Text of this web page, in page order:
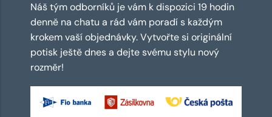
Náš tým odborníků je vám k dispozici 19 hodin
denně na chatu a rád vám poradí s každým
krokem vaší objednávky. Vytvořte si originální
potisk ještě dnes a dejte svému stylu nový
rozměr!